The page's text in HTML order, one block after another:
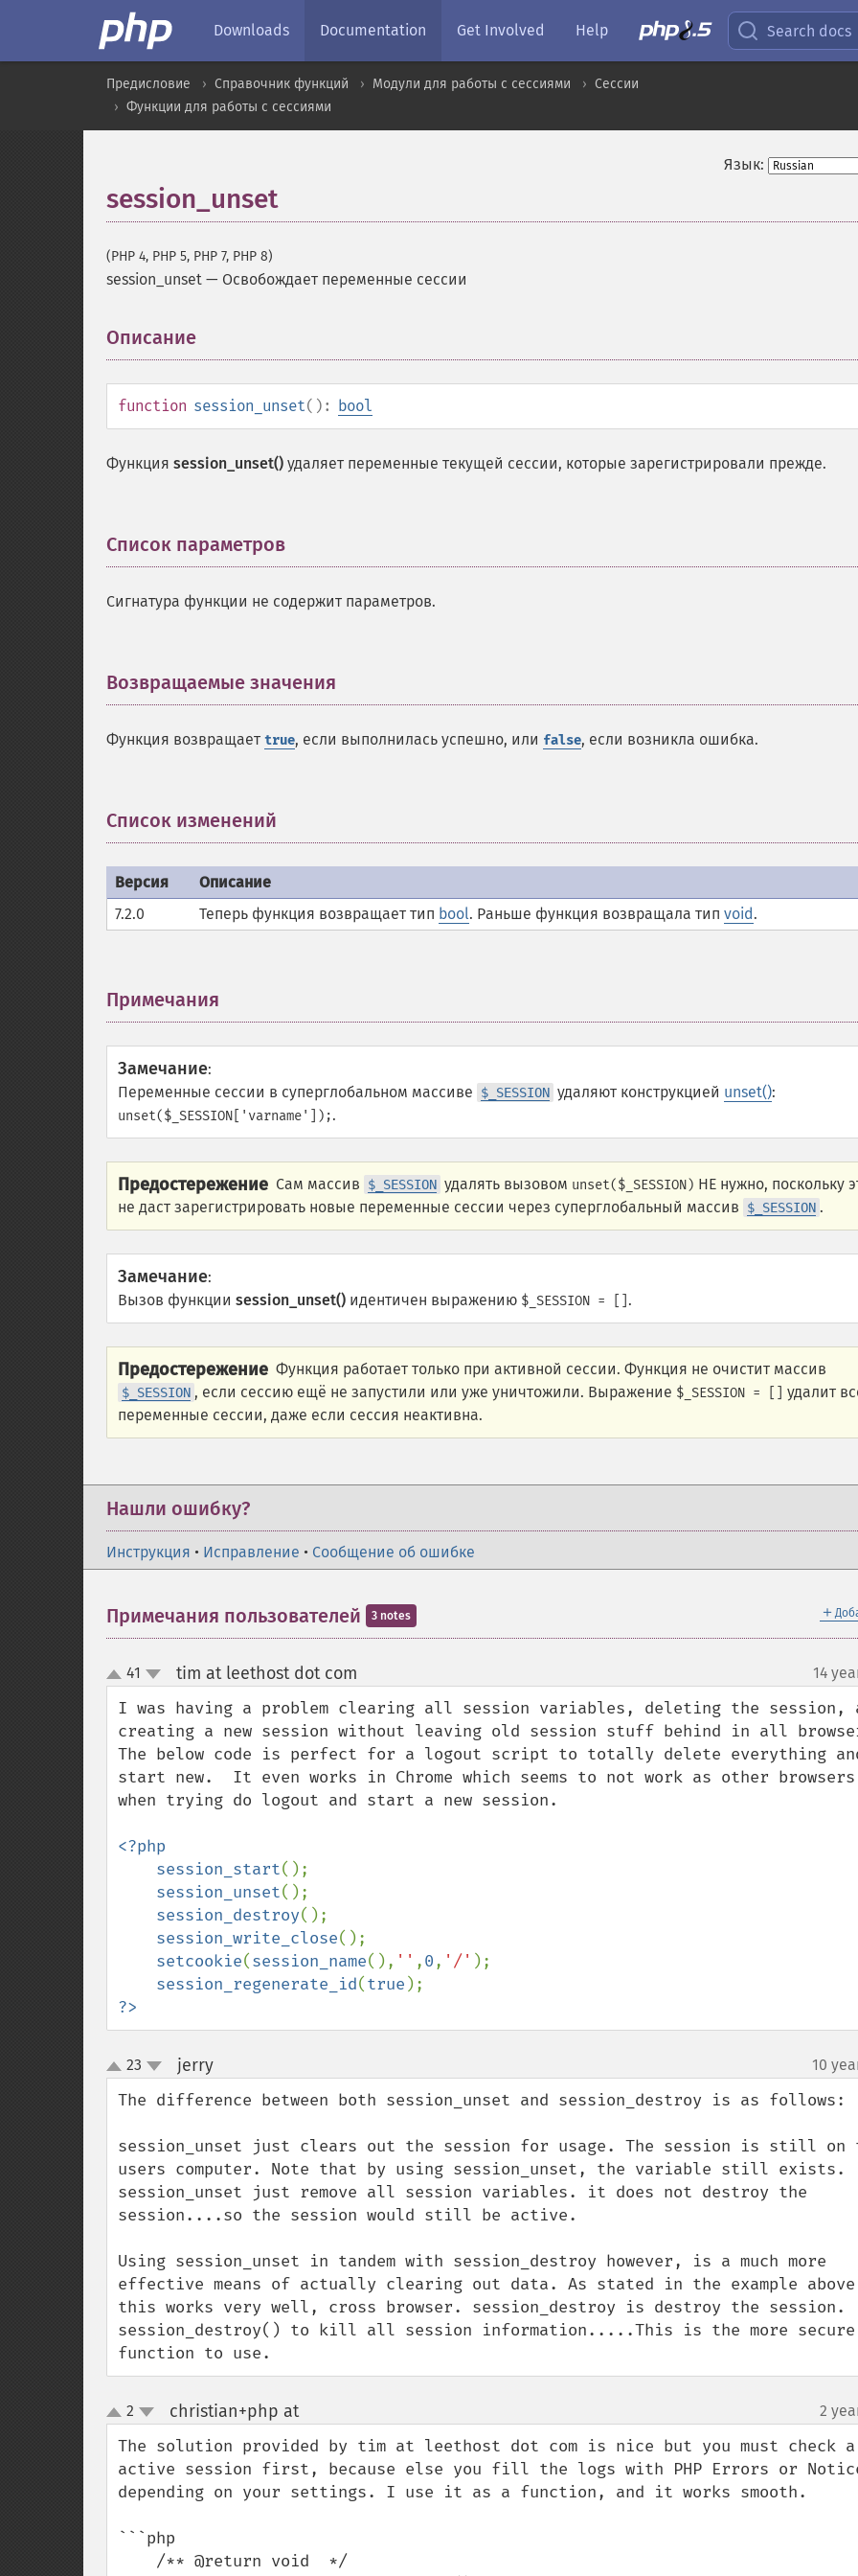
Downloads Documentation Get Involved Help Search docs
Предисловие Справочник функций Модули для работы с сессиями
Сессии
Функции для работы с сессиями
Язык:
session_unset
(PHP 4, PHP 5, PHP 7, PHP 8)
session_unset — Освобождает переменные сессии
Описание
function session_unset(): bool
Функция session_unset() удаляет переменные текущей сессии, которые зарегистрировали прежде.
Список параметров
Сигнатура функции не содержит параметров.
Возвращаемые значения
Функция возвращает true, если выполнилась успешно, или false, если возникла ошибка.
Список изменений
Версия
Описание
7.2.0
Теперь функция возвращает тип bool. Раньше функция возвращала тип void.
Примечания
Замечание:
Переменные сессии в суперглобальном массиве
$_SESSION удаляют конструкцией unset():
unset($_SESSION['varname']);.
Предостережение Сам массив $_SESSION удалять вызовом unset($_SESSION) НЕ нужно, поскольку
не даст зарегистрировать новые переменные сессии через суперглобальный массив
$_SESSION .
Замечание:
Вызов функции session_unset() идентичен выражению $_SESSION = [] .
Предостережение Функция работает только при активной сессии. Функция не очистит массив
$_SESSION , если сессию ещё не запустили или уже уничтожили. Выражение $_SESSION = []
удалит
переменные сессии, даже если сессия неактивна.
Нашли ошибку?
Инструкция • Исправление • Сообщение об ошибке
＋
Примечания пользователей 3 notes
up
down
41 tim at leethost dot com 14
I was having a problem clearing all session variables, deleting the session,
creating a new session without leaving old session stuff behind in all
The below code is perfect for a logout script to totally delete everything
start new.  It even works in Chrome which seems to not work as other browsers
when trying do logout and start a new session.
<?php
    session_start
();
session_unset();
session_destroy();
session_write_close();
setcookie(session_name(), '' ,0, '/' );
session_regenerate_id(true
?>
up
down
23 jerry¶ 10
The difference between both session_unset and session_destroy is as follows:
session_unset just clears out the session for usage. The session is still on
users computer. Note that by using session_unset, the variable still exists.
session_unset just remove all session variables. it does not destroy the
session....so the session would still be active.
Using session_unset in tandem with session_destroy however, is a much more
effective means of actually clearing out data. As stated in the example
this works very well, cross browser. session_destroy is destroy the session.
session_destroy() to kill all session information.....This is the more secure
function to use.
up
down
2 christian+php at¶ 2
The solution provided by tim at leethost dot com is nice but you must check a
active session first, because else you fill the logs with PHP Errors or
depending on your settings. I use it as a function, and it works smooth.
```php